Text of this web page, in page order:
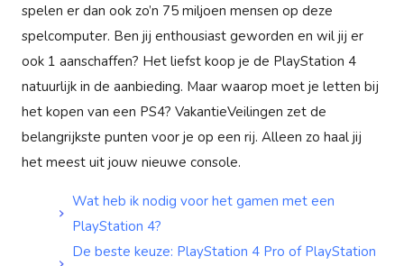
spelen er dan ook zo’n 75 miljoen mensen op deze
spelcomputer. Ben jij enthousiast geworden en wil jij er
ook 1 aanschaffen? Het liefst koop je de PlayStation 4
natuurlijk in de aanbieding. Maar waarop moet je letten bij
het kopen van een PS4? VakantieVeilingen zet de
belangrijkste punten voor je op een rij. Alleen zo haal jij
het meest uit jouw nieuwe console.
Wat heb ik nodig voor het gamen met een
PlayStation 4?
De beste keuze: PlayStation 4 Pro of PlayStation